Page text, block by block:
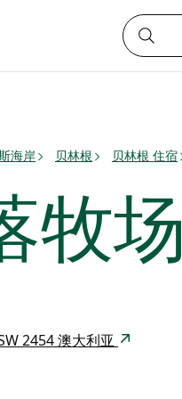
海岸 贝林根 贝林根 住宿
牧场
2454 澳大利亚